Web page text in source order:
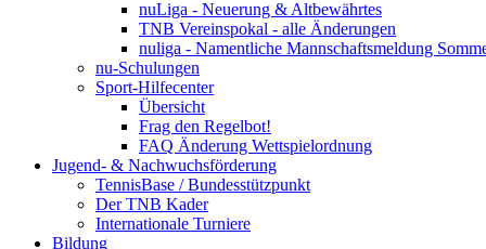
nuLiga - Neuerung & Altbewährtes
TNB Vereinspokal - alle Änderungen
nuliga - Namentliche Mannschaftsmeldung
nu-Schulungen
Sport-Hilfecenter
Übersicht
Frag den Regelbot!
FAQ Änderung Wettspielordnung
Jugend- & Nachwuchsförderung
TennisBase / Bundesstützpunkt
Der TNB Kader
Internationale Turniere
Bildung